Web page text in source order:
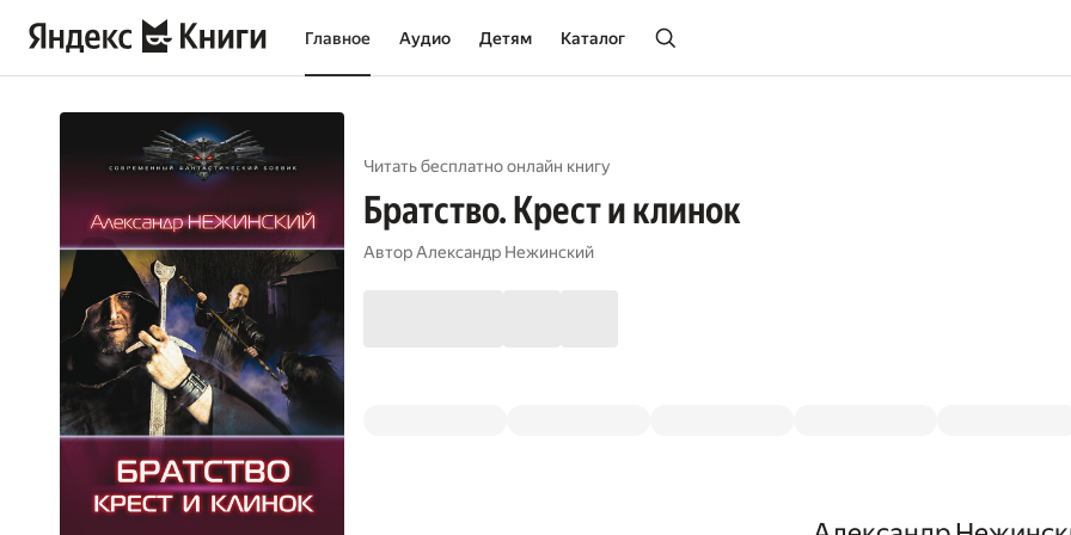
Главное Аудио Детям Каталог
Читать бесплатно онлайн книгу
Братство. Крест и клинок
АвторАлександр Нежинский